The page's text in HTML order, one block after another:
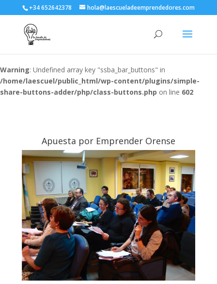
+34 652642378 hola@laescueladeemprendedores.com
Warning: Undefined array key "ssba_bar_buttons" in
/home/laescuel/public_html/wp-content/plugins/simple-
share-buttons-adder/php/class-buttons.php on line 602
Apuesta por Emprender Orense